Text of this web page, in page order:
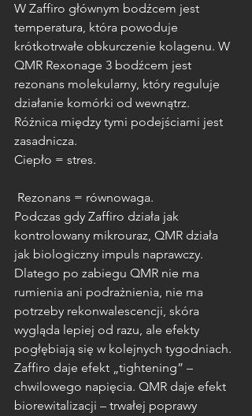
W Zaffiro głównym bodźcem jest
temperatura, która powoduje
krótkotrwałe obkurczenie kolagenu. W
QMR Rexonage 3 bodźcem jest
rezonans molekularny, który reguluje
działanie komórki od wewnątrz.
Różnica między tymi podejściami jest
zasadnicza.
Ciepło = stres.
Rezonans = równowaga.
Podczas gdy Zaffiro działa jak
kontrolowany mikrouraz, QMR działa
jak biologiczny impuls naprawczy.
Dlatego po zabiegu QMR nie ma
rumienia ani podrażnienia, nie ma
potrzeby rekonwalescencji, skóra
wygląda lepiej od razu, ale efekty
pogłębiają się w kolejnych tygodniach.
Zaffiro daje efekt „tightening” –
chwilowego napięcia. QMR daje efekt
biorewitalizacji – trwałej poprawy